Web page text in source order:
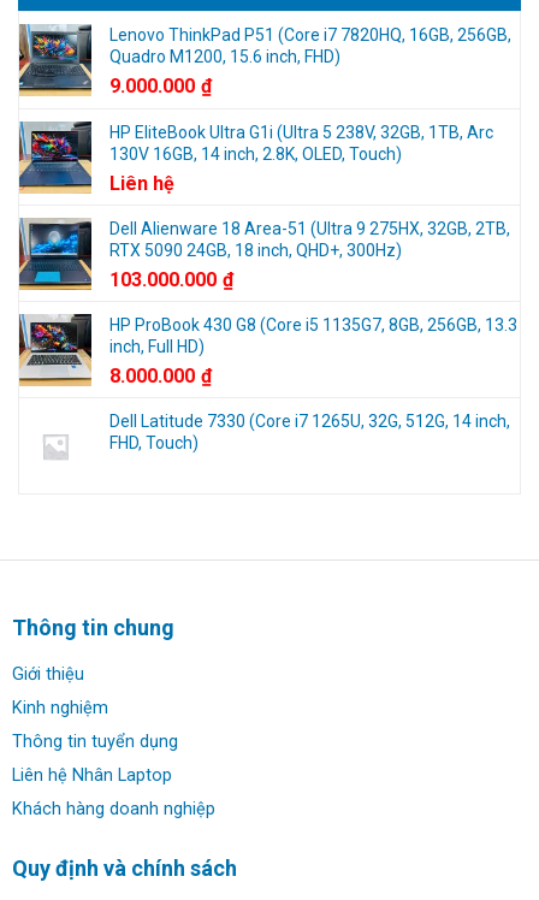
9310
đáng
mua
in
1
cảm
đáng
mua
Lenovo ThinkPad P51 (Core i7 7820HQ, 16GB, 256GB,
Quadro M1200, 15.6 inch, FHD)
9.000.000 ₫
HP EliteBook Ultra G1i (Ultra 5 238V, 32GB, 1TB, Arc
130V 16GB, 14 inch, 2.8K, OLED, Touch)
Liên hệ
Dell Alienware 18 Area-51 (Ultra 9 275HX, 32GB, 2TB,
RTX 5090 24GB, 18 inch, QHD+, 300Hz)
103.000.000 ₫
HP ProBook 430 G8 (Core i5 1135G7, 8GB, 256GB, 13.3
inch, Full HD)
8.000.000 ₫
Dell Latitude 7330 (Core i7 1265U, 32G, 512G, 14 inch,
FHD, Touch)
Thông tin chung
Giới thiệu
Kinh nghiệm
Thông tin tuyển dụng
Liên hệ Nhân Laptop
Khách hàng doanh nghiệp
Quy định và chính sách